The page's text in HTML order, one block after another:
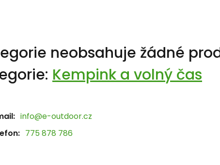
neobsahuje žádné
Kempink a volný čas
info@e-outdoor.cz
775 878 786